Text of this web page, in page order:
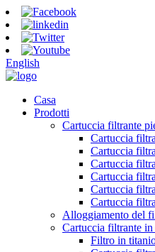
English
Casa
Prodotti
Cartuccia filtrante
Cartuccia
Cartuccia
Cartuccia
Cartuccia
Cartuccia
Cartuccia
Alloggiamento del
Cartuccia filtrante
Filtro in